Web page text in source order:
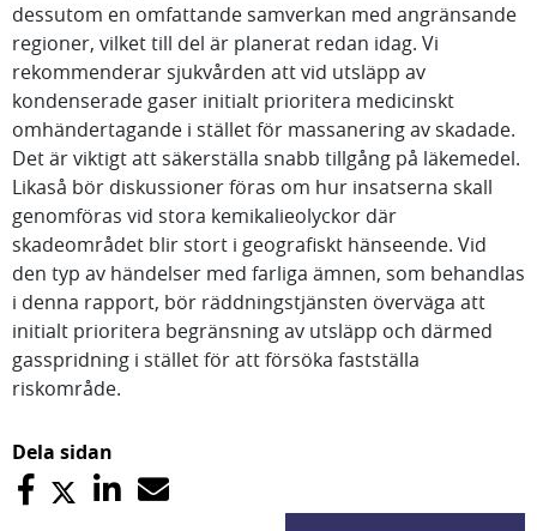
dessutom en omfattande samverkan med angränsande
regioner, vilket till del är planerat redan idag. Vi
rekommenderar sjukvården att vid utsläpp av
kondenserade gaser initialt prioritera medicinskt
omhändertagande i stället för massanering av skadade.
Det är viktigt att säkerställa snabb tillgång på läkemedel.
Likaså bör diskussioner föras om hur insatserna skall
genomföras vid stora kemikalieolyckor där
skadeområdet blir stort i geografiskt hänseende. Vid
den typ av händelser med farliga ämnen, som behandlas
i denna rapport, bör räddningstjänsten överväga att
initialt prioritera begränsning av utsläpp och därmed
gasspridning i stället för att försöka fastställa
riskområde.
Dela sidan